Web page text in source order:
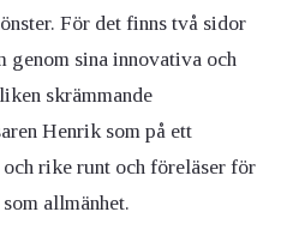
För det finns två sidor
sina innovativa och
skrämmande
Henrik som på ett
rike runt och föreläser för
allmänhet.